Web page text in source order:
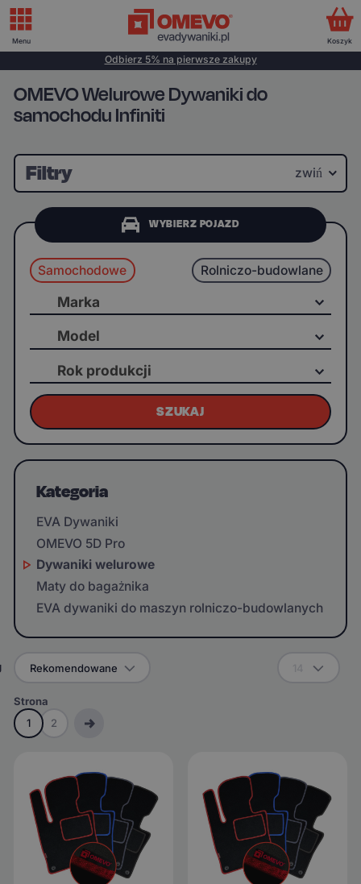
Odbierz 5% na pierwsze zakupy
OMEVO Welurowe Dywaniki do
samochodu Infiniti
Filtry zwiń
WYBIERZ POJAZD
Samochodowe Rolniczo-budowlane
Marka
Model
Rok produkcji
SZUKAJ
Kategoria
EVA Dywaniki
OMEVO 5D Pro
Dywaniki welurowe
Maty do bagażnika
EVA dywaniki do maszyn rolniczo-budowlanych
Strona
1
2
Rekomendowane
Menu Koszyk